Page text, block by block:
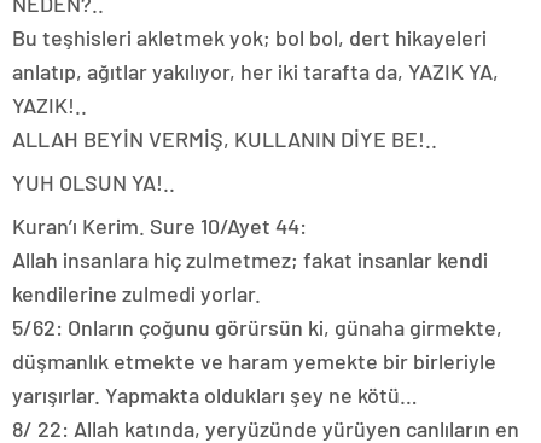
Bu teşhisleri akletmek yok; bol bol, dert hikayeleri
anlatıp, ağıtlar yakılıyor, her iki tarafta da, YAZIK YA,
YAZIK!..
ALLAH BEYİN VERMİŞ, KULLANIN DİYE BE!..
YUH OLSUN YA!..
Kuran’ı Kerim. Sure 10/Ayet 44:
Allah insanlara hiç zulmetmez; fakat insanlar kendi
kendilerine zulmedi yorlar.
5/62: Onların çoğunu görürsün ki, günaha girmekte,
düşmanlık etmekte ve haram yemekte bir birleriyle
yarışırlar. Yapmakta oldukları şey ne kötü…
8/ 22: Allah katında, yeryüzünde yürüyen canlıların en